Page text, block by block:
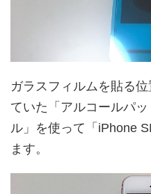
ガラスフィルムを貼る
ていた「アルコールパ
ル」を使って「iPhone
ます。